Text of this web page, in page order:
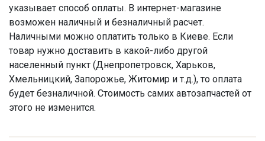
указывает способ оплаты. В интернет-магазине
возможен наличный и безналичный расчет.
Наличными можно оплатить только в Киеве. Если
товар нужно доставить в какой-либо другой
населенный пункт (Днепропетровск, Харьков,
Хмельницкий, Запорожье, Житомир и т.д.), то оплата
будет безналичной. Стоимость самих автозапчастей от
этого не изменится.